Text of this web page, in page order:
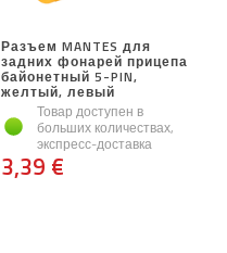
Разъем MANTES для
задних фонарей прицепа
байонетный 5-PIN,
желтый, левый
Товар доступен в
больших количествах,
экспресс-доставка
3,39 €